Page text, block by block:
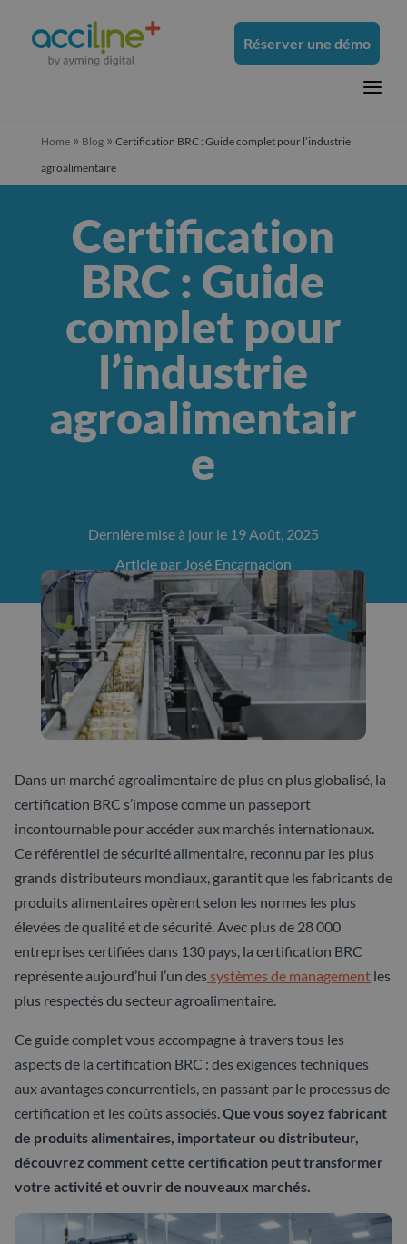
Réserver une démo
a
Home» Blog» Certification BRC : Guide complet pour l’industrie
agroalimentaire
Certification
BRC : Guide
complet pour
l’industrie
agroalimentair
e
Dernière mise à jour le 19 Août, 2025
Article par José Encarnacion
Dans un marché agroalimentaire de plus en plus globalisé, la
certification BRC s’impose comme un passeport
incontournable pour accéder aux marchés internationaux.
Ce référentiel de sécurité alimentaire, reconnu par les plus
grands distributeurs mondiaux, garantit que les fabricants de
produits alimentaires opèrent selon les normes les plus
élevées de qualité et de sécurité. Avec plus de 28 000
entreprises certifiées dans 130 pays, la certification BRC
représente aujourd’hui l’un des systèmes de management les
plus respectés du secteur agroalimentaire.
Ce guide complet vous accompagne à travers tous les
aspects de la certification BRC : des exigences techniques
aux avantages concurrentiels, en passant par le processus de
certification et les coûts associés.Que vous soyez fabricant
de produits alimentaires, importateur ou distributeur,
découvrez comment cette certification peut transformer
votre activité et ouvrir de nouveaux marchés.